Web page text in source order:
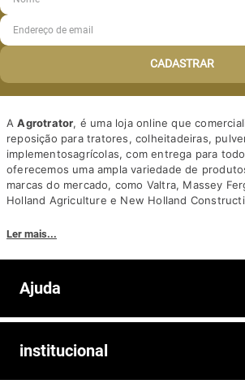
CADASTRAR
AAgrotrator, é uma loja online que
reposição para tratores, colheitadeiras,
implementosagrícolas, com entrega para
oferecemos uma ampla variedade de
marcas do mercado, como Valtra, Massey
Holland Agriculture e New Holland
competitivos. Nós também oferecemos um
personalizado, com equipe de profissionais
Somos a solução ideal para quem busca peças
Ler mais...
Ajuda
Prazos e entregas
institucional